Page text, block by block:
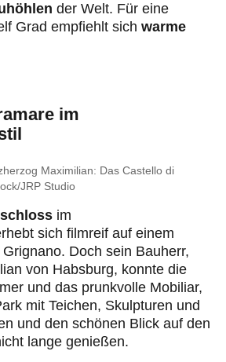
der Welt. Für eine
Grad empfiehlt sich warme
im
Maximilian: Das Castello di
JRP Studio
im
sich filmreif auf einem
Doch sein Bauherr,
von Habsburg, konnte die
und das prunkvolle Mobiliar,
mit Teichen, Skulpturen und
und den schönen Blick auf den
lange genießen.